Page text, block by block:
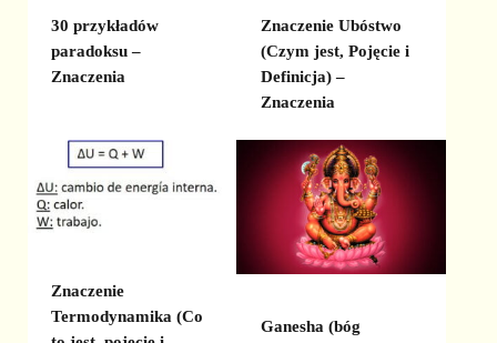
30 przykładów
paradoksu –
Znaczenia
Znaczenie Ubóstwo
(Czym jest, Pojęcie i
Definicja) –
Znaczenia
Znaczenie
Termodynamika (Co
Ganesha (bóg